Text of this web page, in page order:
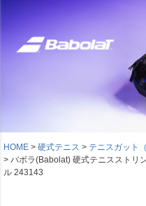
HOME 硬式テニス テニスガット
バボラ(Babolat) 硬式テニスストリ
ル 243143